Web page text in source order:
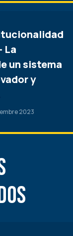
La
un sistema
y
2023